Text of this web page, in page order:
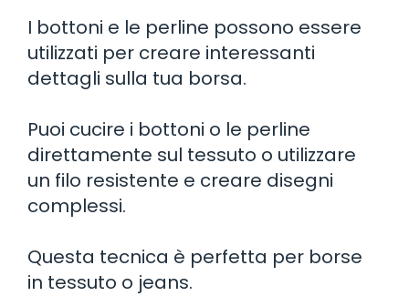
I bottoni e le perline possono essere
utilizzati per creare interessanti
dettagli sulla tua borsa.
Puoi cucire i bottoni o le perline
direttamente sul tessuto o utilizzare
un filo resistente e creare disegni
complessi.
Questa tecnica è perfetta per borse
in tessuto o jeans.